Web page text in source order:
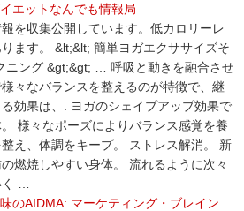
エットなんでも情報局
を収集公開しています。低カロリーレ
ます。 &lt;&lt; 簡単ヨガエクササイズそ
ニング &gt;&gt; … 呼吸と動きを融合させ
々なバランスを整えるのが特徴で、継
効果は、. ヨガのシェイプアップ効果で
様々なポーズによりバランス感覚を養
え、体調をキープ。 ストレス解消。 新
燃焼しやすい身体。 流れるように次々
…
のAIDMA: マーケティング・ブレイン